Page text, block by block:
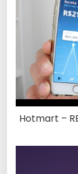
Hotmart –